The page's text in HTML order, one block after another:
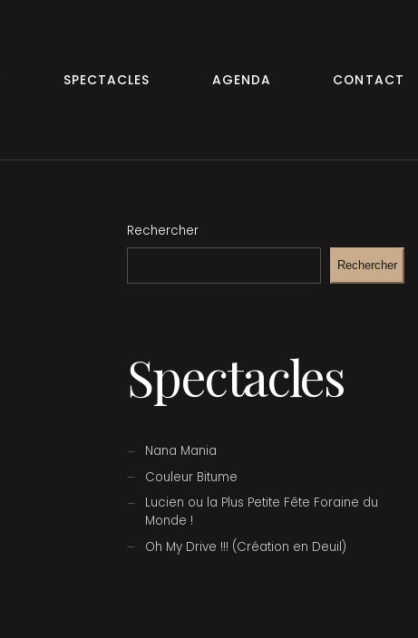
SPECTACLES AGENDA CONTACT
Rechercher
Rechercher
Spectacles
Nana Mania
Couleur Bitume
Lucien ou la Plus Petite Fête Foraine du
Monde !
Oh My Drive !!! (Création en Deuil)